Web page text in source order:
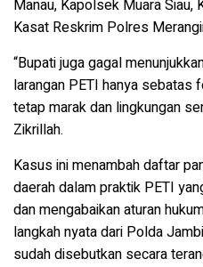
Manau, Kapolsek Muara
Kasat Reskrim Polres
“Bupati juga gagal
larangan PETI hanya sebatas
tetap marak dan lingkungan
Zikrillah.
Kasus ini menambah daftar
daerah dalam praktik PETI
dan mengabaikan aturan
langkah nyata dari Polda
sudah disebutkan secara